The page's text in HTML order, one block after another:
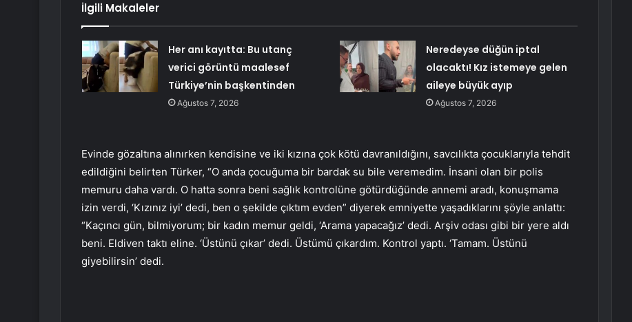
İlgili Makaleler
Her anı kayıtta: Bu utanç
verici görüntü maalesef
Türkiye’nin başkentinden
Ağustos 7, 2026
Neredeyse düğün iptal
olacaktı! Kız istemeye gelen
aileye büyük ayıp
Ağustos 7, 2026
Evinde gözaltına alınırken kendisine ve iki kızına çok kötü davranıldığını, savcılıkta çocuklarıyla tehdit
edildiğini belirten Türker, “O anda çocuğuma bir bardak su bile veremedim. İnsani olan bir polis
memuru daha vardı. O hatta sonra beni sağlık kontrolüne götürdüğünde annemi aradı, konuşmama
izin verdi, ‘Kızınız iyi’ dedi, ben o şekilde çıktım evden” diyerek emniyette yaşadıklarını şöyle anlattı:
“Kaçıncı gün, bilmiyorum; bir kadın memur geldi, ‘Arama yapacağız’ dedi. Arşiv odası gibi bir yere aldı
beni. Eldiven taktı eline. ‘Üstünü çıkar’ dedi. Üstümü çıkardım. Kontrol yaptı. ‘Tamam. Üstünü
giyebilirsin’ dedi.